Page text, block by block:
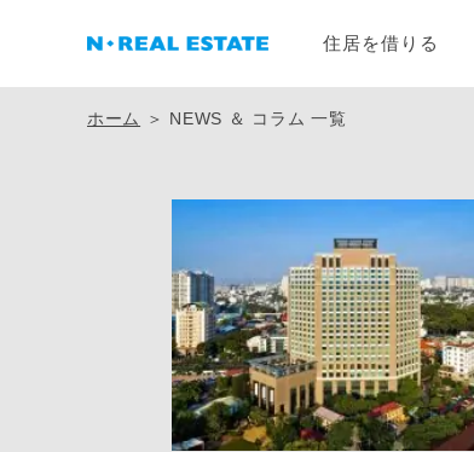
住居を借りる
ホーム ＞ NEWS ＆ コラム 一覧